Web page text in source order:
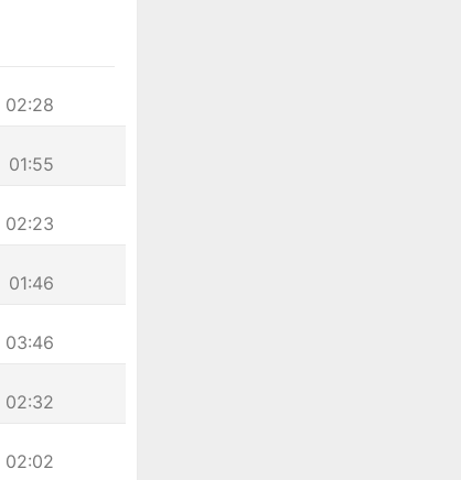
02:28
01:55
02:23
01:46
03:46
02:32
02:02